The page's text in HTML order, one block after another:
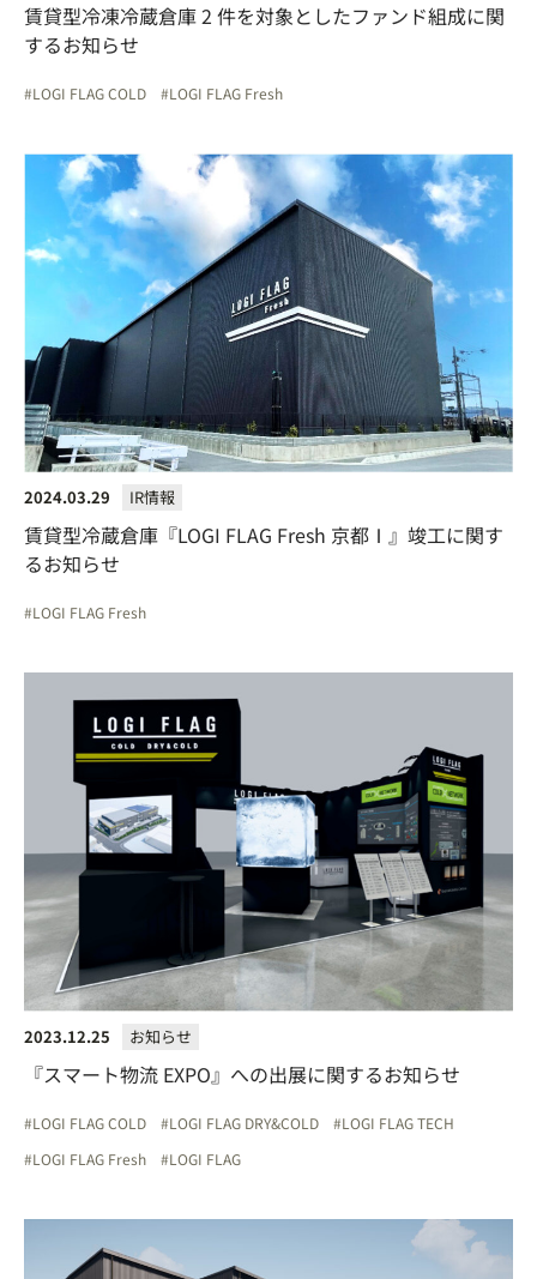
賃貸型冷凍冷蔵倉庫 2 件を対象としたファンド組成に関
するお知らせ
LOGI FLAG COLD LOGI FLAG Fresh
2024.03.29 IR情報
賃貸型冷蔵倉庫『LOGI FLAG Fresh 京都Ⅰ』竣工に関す
るお知らせ
LOGI FLAG Fresh
2023.12.25 お知らせ
『スマート物流 EXPO』への出展に関するお知らせ
LOGI FLAG COLD LOGI FLAG DRY&COLD
LOGI FLAG TECH
LOGI FLAG Fresh
LOGI FLAG